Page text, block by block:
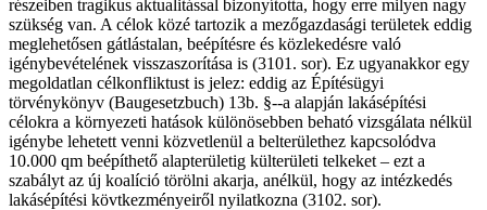
részeiben tragikus aktualitással bizonyította, hogy erre milyen nagy
szükség van. A célok közé tartozik a mezőgazdasági területek eddig
meglehetősen gátlástalan, beépítésre és közlekedésre való
igénybevételének visszaszorítása is (3101. sor). Ez ugyanakkor egy
megoldatlan célkonfliktust is jelez: eddig az Építésügyi
törvénykönyv (Baugesetzbuch) 13b. §-­‐a alapján lakásépítési
célokra a környezeti hatások különösebben beható vizsgálata nélkül
igénybe lehetett venni közvetlenül a belterülethez kapcsolódva
10.000 qm beépíthető alapterületig külterületi telkeket – ezt a
szabályt az új koalíció törölni akarja, anélkül, hogy az intézkedés
lakásépítési kövtkezményeiről nyilatkozna (3102. sor).